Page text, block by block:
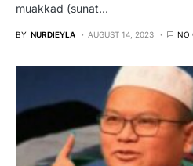
muakkad (sunat…
BY NURDIEYLA AUGUST 14, 2023 NO